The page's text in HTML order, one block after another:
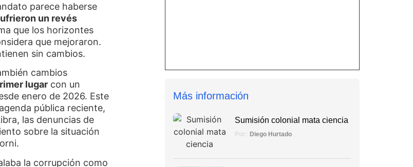
parece haberse
un revés
que los horizontes
que mejoraron.
sin cambios.
cambios
lugar con un
enero de 2026. Este
pública reciente,
las denuncias de
sobre la situación
la corrupción como
Más información
Sumisión colonial mata ciencia
Por: Diego Hurtado